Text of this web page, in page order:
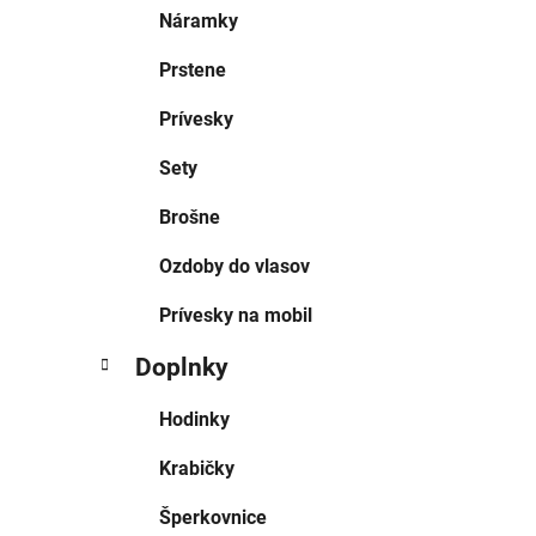
Náramky
Prstene
Prívesky
Sety
Brošne
Ozdoby do vlasov
Prívesky na mobil
Doplnky
Hodinky
Krabičky
Šperkovnice